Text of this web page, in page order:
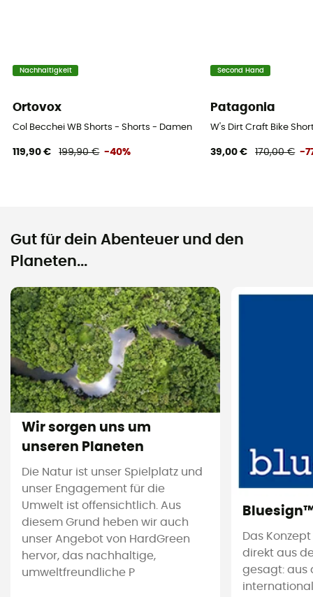
Nachhaltigkeit
Ortovox
Col Becchei WB Shorts - Shorts - Damen
119,90 € 199,90 € -40%
Second Hand
Patagonia
W's Dirt Craft Bike
39,00 € 170,00 € -
Gut für dein Abenteuer und den
Planeten...
Wir sorgen uns um
unseren Planeten
Die Natur ist unser Spielplatz und
unser Engagement für die
Umwelt ist offensichtlich. Aus
diesem Grund heben wir auch
unser Angebot von HardGreen
hervor, das nachhaltige,
umweltfreundliche P
Das
direkt aus
gesagt: aus